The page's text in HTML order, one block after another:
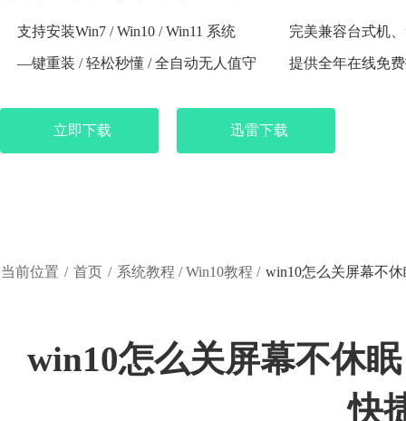
支持安装Win7 / Win10 / Win11 系统 完美兼容台式机
—键重装 / 轻松秒懂 / 全自动无人值守 提供全年在线免
立即下载 迅雷下载
当前位置 / 首页 / 系统教程 /Win10教程 / win10怎么关屏幕不
win10怎么关屏幕不休
快